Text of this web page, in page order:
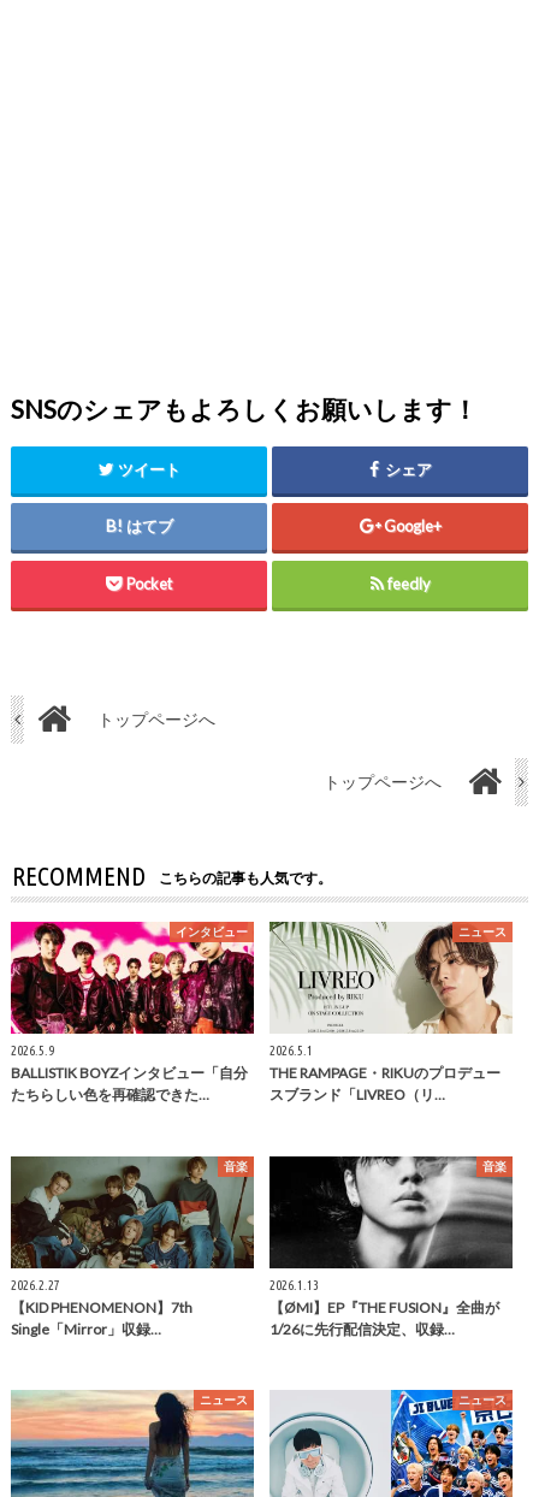
SNSのシェアもよろしくお願いします！
ツイート シェア
はてブ Google+
Pocket feedly
トップページへ
トップページへ
RECOMMEND こちらの記事も人気です。
インタビュー
2026.5.9
BALLISTIK BOYZインタビュー「自分
たちらしい色を再確認できた…
ニュース
2026.5.1
THE RAMPAGE・RIKUのプロデュー
スブランド「LIVREO（リ…
音楽
2026.2.27
【KID PHENOMENON】7th
Single「Mirror」収録…
音楽
2026.1.13
【ØMI】EP『THE FUSION』全曲が
1/26に先行配信決定、収録…
ニュース ニュース